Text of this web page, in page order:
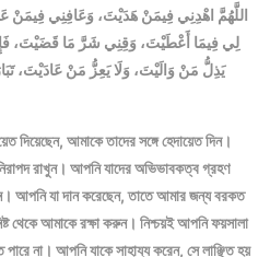
اللَّهُمَّ اهْدِنِي فِيمَنْ هَدَيْتَ، وَعَافِنِي فِيمَنْ
لِي فِيمَا أَعْطَيْتَ، وَقِنِي شَرَّ مَا قَضَيْتَ،
يَذِلُّ مَنْ وَالَيْتَ، وَلَا يَعِزُّ مَنْ عَادَيْتَ،
দিয়েছেন, আমাকে তাদের সঙ্গে হেদায়েত দিন।
রাখুন। আপনি যাদের অভিভাবকত্ব গ্রহণ
আপনি যা দান করেছেন, তাতে আমার জন্য বরকত
থেকে আমাকে রক্ষা করুন। নিশ্চয়ই আপনি ফয়সালা
না। আপনি যাকে সাহায্য করেন, সে লাঞ্ছিত হয়